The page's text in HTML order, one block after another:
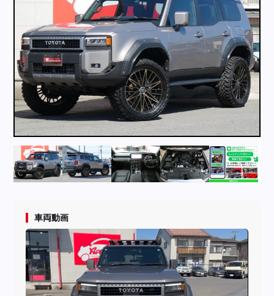
お問い合わせ
採用情報
店舗問い合わせ
車両動画